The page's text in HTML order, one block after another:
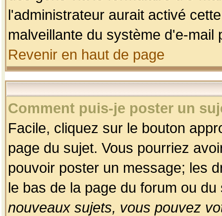
l'administrateur aurait activé
malveillante du système d'e-
Revenir en haut de page
Comment puis-je poster un
Facile, cliquez sur le bouton
page du sujet. Vous pourriez
pouvoir poster un message; les
le bas de la page du forum ou
nouveaux sujets, vous pouvez